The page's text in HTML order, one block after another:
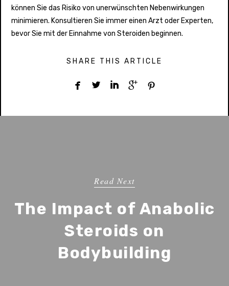
können Sie das Risiko von unerwünschten Nebenwirkungen
minimieren. Konsultieren Sie immer einen Arzt oder Experten,
bevor Sie mit der Einnahme von Steroiden beginnen.
SHARE THIS ARTICLE
    
Read Next
The Impact of Anabolic
Steroids on
Bodybuilding